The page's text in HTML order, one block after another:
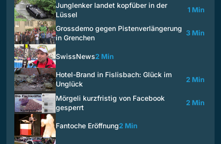
Junglenker landet kopfüber in der
Lüssel
1 Min
Grossdemo gegen Pistenverlängerung
in Grenchen
3 Min
SwissNews2 Min
Hotel-Brand in Fislisbach: Glück im
Unglück
2 Min
Mörgeli kurzfristig von Facebook
gesperrt
2 Min
Fantoche Eröffnung2 Min